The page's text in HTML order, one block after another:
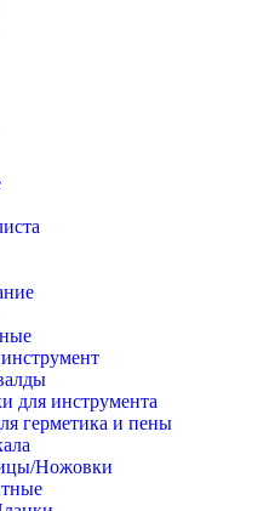
для инструмента
герметика и пены
Ножовки